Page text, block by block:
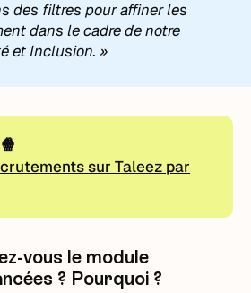
des filtres pour affiner les
dans le cadre de notre
et Inclusion. »
sur Taleez par
vous le module
? Pourquoi ?